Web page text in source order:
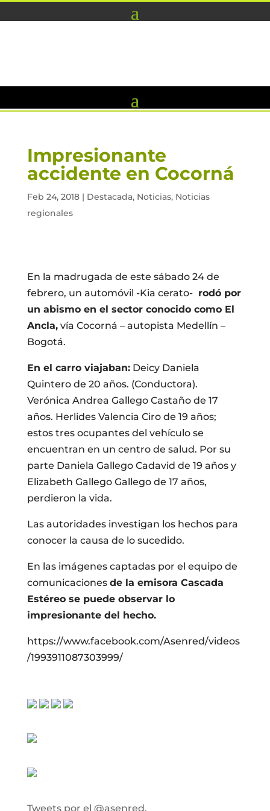
Impresionante
accidente en Cocorná
Feb 24, 2018| Destacada, Noticias, Noticias
regionales
En la madrugada de este sábado 24 de
febrero, un automóvil -Kia cerato- rodó por
un abismo en el sector conocido como El
Ancla,vía Cocorná – autopista Medellín –
Bogotá.
En el carro viajaban:Deicy Daniela
Quintero de 20 años. (Conductora).
Verónica Andrea Gallego Castaño de 17
años. Herlides Valencia Ciro de 19 años;
estos tres ocupantes del vehículo se
encuentran en un centro de salud. Por su
parte Daniela Gallego Cadavid de 19 años y
Elizabeth Gallego Gallego de 17 años,
perdieron la vida.
Las autoridades investigan los hechos para
conocer la causa de lo sucedido.
En las imágenes captadas por el equipo de
comunicaciones de la emisora Cascada
Estéreo se puede observar lo
impresionante del hecho.
https://www.facebook.com/Asenred/videos
/1993911087303999/
Tweets por el @asenred.